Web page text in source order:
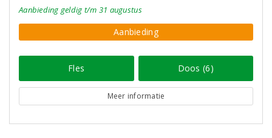
Aanbieding geldig t/m 31 augustus
Aanbieding
Fles Doos (6)
Meer informatie